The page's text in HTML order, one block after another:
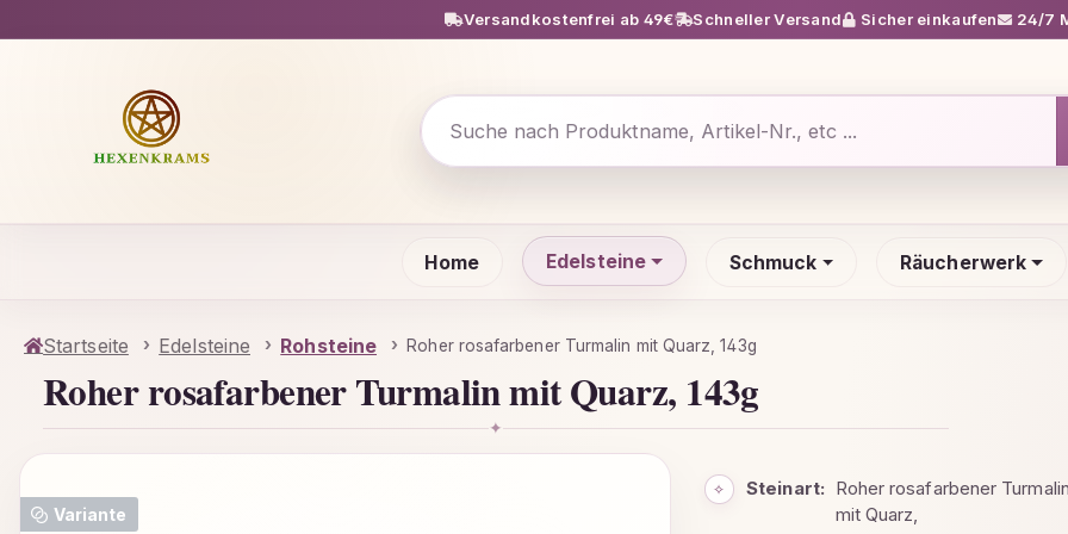
Versandkostenfrei ab 49€ Schneller Versand Sicher einkaufen 24/7
Home Edelsteine Schmuck Räucherwerk
Startseite Edelsteine Rohsteine Roher rosafarbener Turmalin mit Quarz, 143g
Roher rosafarbener Turmalin mit Quarz, 143g
✦
Variante
✧ Steinart: Roher rosafarbener Turmalin
mit Quarz,